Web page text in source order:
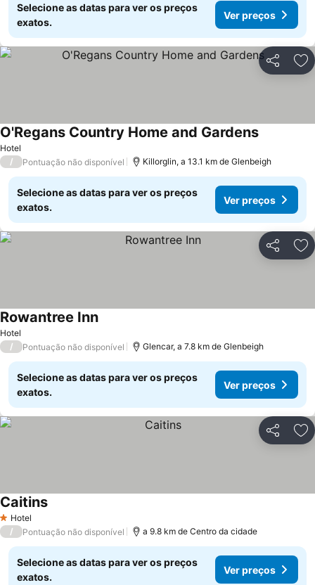
Selecione as datas para ver os preços
exatos.
Ver preços
Partilhar
Hotel
O'Regans Country Home and Gardens
/ Pontuação não disponível Killorglin, a 13.1 km de Glenbeigh
Selecione as datas para ver os preços
exatos.
Ver preços
Partilhar
Hotel
Rowantree Inn
/ Pontuação não disponível Glencar, a 7.8 km de Glenbeigh
Selecione as datas para ver os preços
exatos.
Ver preços
Partilhar
1 Estrelas
Hotel
Caitins
/ Pontuação não disponível a 9.8 km de Centro da cidade
Selecione as datas para ver os preços
exatos.
Ver preços